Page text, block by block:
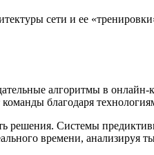
сети и ее
алгоритмы в
благодаря
Системы
времени, анализируя